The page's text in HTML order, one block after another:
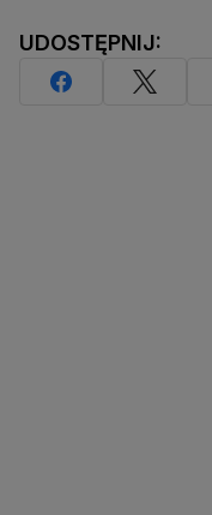
UDOSTĘPNIJ: